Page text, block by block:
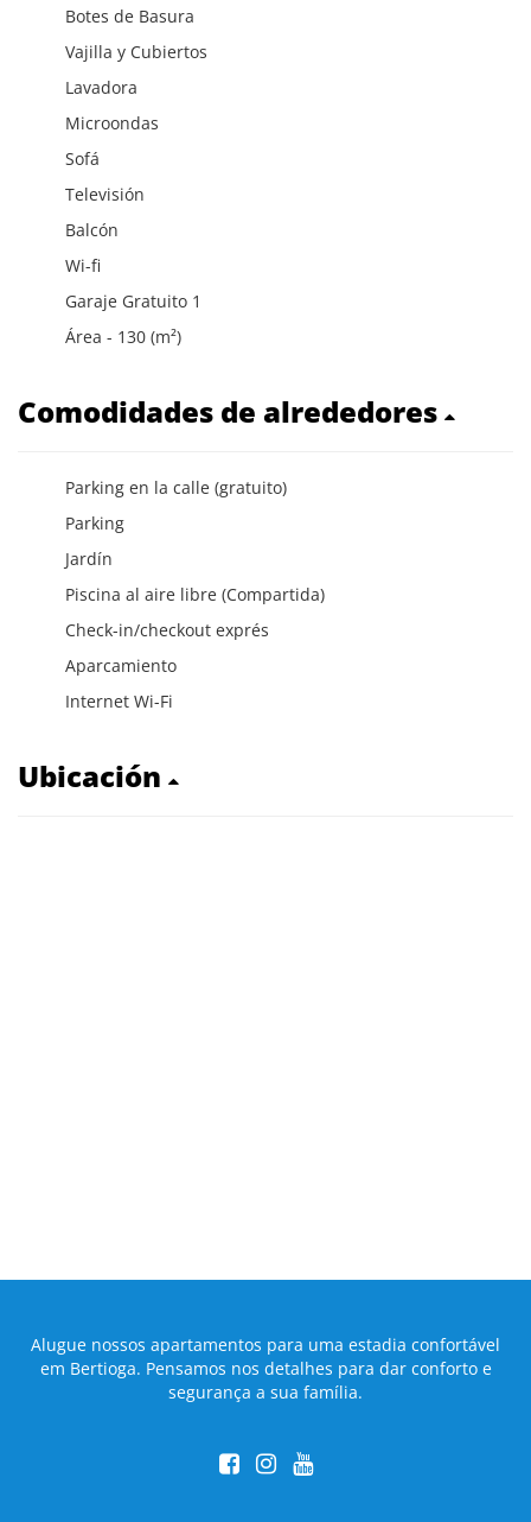
Botes de Basura
Vajilla y Cubiertos
Lavadora
Microondas
Sofá
Televisión
Balcón
Wi-fi
Garaje Gratuito 1
Área - 130 (m²)
Comodidades de alrededores
Parking en la calle (gratuito)
Parking
Jardín
Piscina al aire libre (Compartida)
Check-in/checkout exprés
Aparcamiento
Internet Wi-Fi
Ubicación
Alugue nossos apartamentos para uma estadia confortável
em Bertioga. Pensamos nos detalhes para dar conforto e
segurança a sua família.